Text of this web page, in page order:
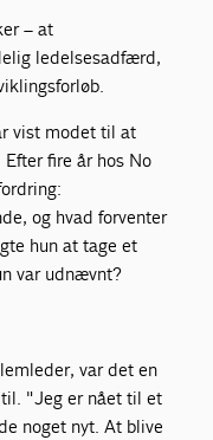
– at
ledelsesadfærd,
vist modet til at
fire år hos No
og hvad forventer
hun at tage et
var udnævnt?
var det en
"Jeg er nået til et
noget nyt. At blive